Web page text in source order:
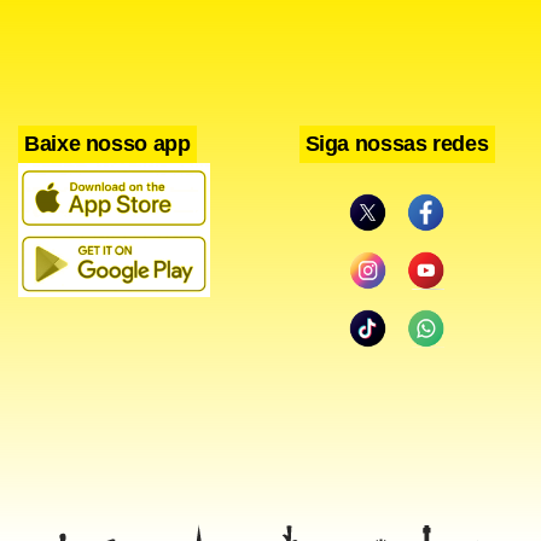
O novo ataque ameaça a disposição para o diálogo do
novo líder da Coreia do Sul, Moon Jae-in. O governo sul-
coreano lamentou a “provocação” dias após a posse do
era “absolutamente inaceitável” e que Tóquio responderá
Baixe nosso app Siga nossas redes